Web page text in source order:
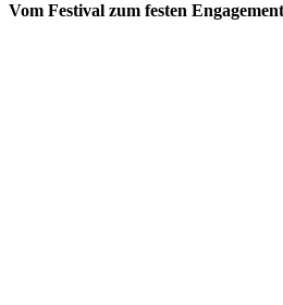
Vom Festival zum festen Engagement